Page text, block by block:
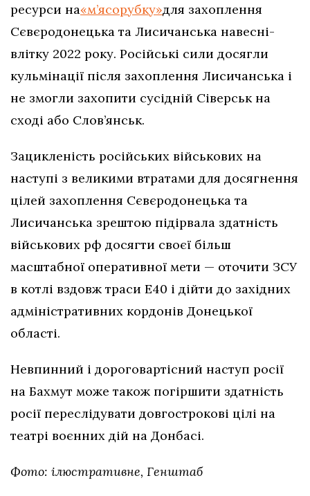
ресурси на«м’ясорубку»для захоплення
Сєвєродонецька та Лисичанська навесні-
влітку 2022 року. Російські сили досягли
кульмінації після захоплення Лисичанська і
не змогли захопити сусідній Сіверськ на
сході або Слов’янськ.
Зацикленість російських військових на
наступі з великими втратами для досягнення
цілей захоплення Сєвєродонецька та
Лисичанська зрештою підірвала здатність
військових рф досягти своєї більш
масштабної оперативної мети — оточити ЗСУ
в котлі вздовж траси Е40 і дійти до західних
адміністративних кордонів Донецької
області.
Невпинний і дороговартісний наступ росії
на Бахмут може також погіршити здатність
росії переслідувати довгострокові цілі на
театрі воєнних дій на Донбасі.
Фото: ілюстративне, Генштаб